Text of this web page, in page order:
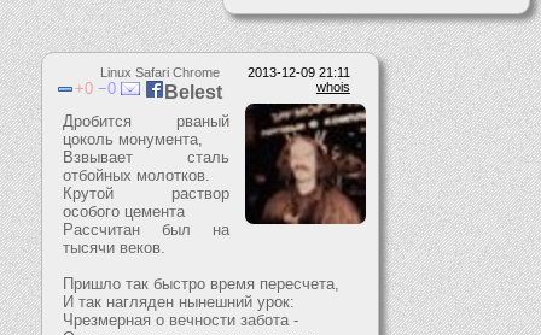
2013-12-09 21:11
Linux Safari Chrome
whois
0 0 Belest
Дробится рваный
цоколь монумента,
Взвывает сталь
отбойных молотков.
Крутой раствор
особого цемента
Рассчитан был на
тысячи веков.
Пришло так быстро время пересчета,
И так нагляден нынешний урок:
Чрезмерная о вечности забота -